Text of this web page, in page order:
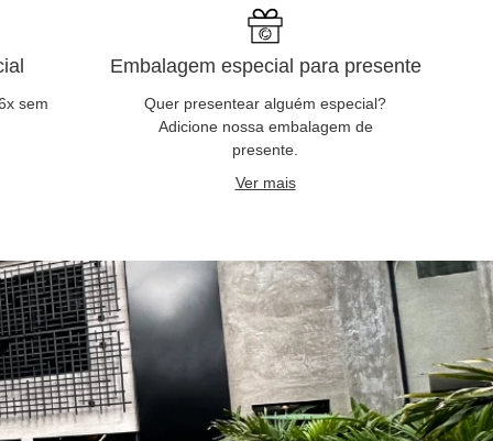
sem
Embalagem especial para presente
Quer presentear alguém especial?
Adicione nossa embalagem de
presente.
Ver mais